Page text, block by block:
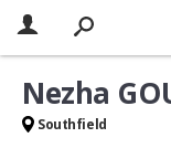
Nezha
Southfield